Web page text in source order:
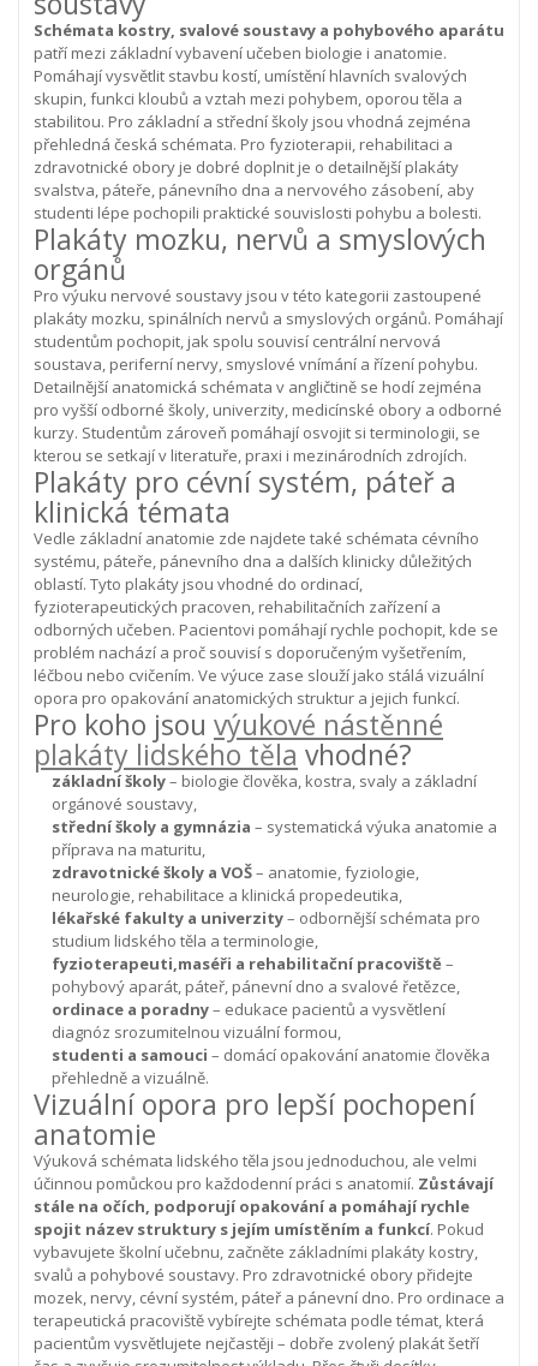
Schémata kostry, svalové soustavy a pohybového aparátu
patří mezi základní vybavení učeben biologie i anatomie.
Pomáhají vysvětlit stavbu kostí, umístění hlavních svalových
skupin, funkci kloubů a vztah mezi pohybem, oporou těla a
stabilitou. Pro základní a střední školy jsou vhodná zejména
přehledná česká schémata. Pro fyzioterapii, rehabilitaci a
zdravotnické obory je dobré doplnit je o detailnější plakáty
svalstva, páteře, pánevního dna a nervového zásobení, aby
studenti lépe pochopili praktické souvislosti pohybu a bolesti.
Plakáty mozku, nervů a smyslových
orgánů
Pro výuku nervové soustavy jsou v této kategorii zastoupené
plakáty mozku, spinálních nervů a smyslových orgánů. Pomáhají
studentům pochopit, jak spolu souvisí centrální nervová
soustava, periferní nervy, smyslové vnímání a řízení pohybu.
Detailnější anatomická schémata v angličtině se hodí zejména
pro vyšší odborné školy, univerzity, medicínské obory a odborné
kurzy. Studentům zároveň pomáhají osvojit si terminologii, se
kterou se setkají v literatuře, praxi i mezinárodních zdrojích.
Plakáty pro cévní systém, páteř a
klinická témata
Vedle základní anatomie zde najdete také schémata cévního
systému, páteře, pánevního dna a dalších klinicky důležitých
oblastí. Tyto plakáty jsou vhodné do ordinací,
fyzioterapeutických pracoven, rehabilitačních zařízení a
odborných učeben. Pacientovi pomáhají rychle pochopit, kde se
problém nachází a proč souvisí s doporučeným vyšetřením,
léčbou nebo cvičením. Ve výuce zase slouží jako stálá vizuální
opora pro opakování anatomických struktur a jejich funkcí.
Pro koho jsou výukové nástěnné
plakáty lidského těla vhodné?
základní školy– biologie člověka, kostra, svaly a základní
orgánové soustavy,
střední školy a gymnázia – systematická výuka anatomie a
příprava na maturitu,
zdravotnické školy a VOŠ– anatomie, fyziologie,
neurologie, rehabilitace a klinická propedeutika,
lékařské fakulty a univerzity– odbornější schémata pro
studium lidského těla a terminologie,
fyzioterapeuti,maséři a rehabilitační pracoviště –
pohybový aparát, páteř, pánevní dno a svalové řetězce,
ordinace a poradny– edukace pacientů a vysvětlení
diagnóz srozumitelnou vizuální formou,
studenti a samouci – domácí opakování anatomie člověka
přehledně a vizuálně.
Vizuální opora pro lepší pochopení
anatomie
Výuková schémata lidského těla jsou jednoduchou, ale velmi
účinnou pomůckou pro každodenní práci s anatomií. Zůstávají
stále na očích, podporují opakování a pomáhají rychle
spojit název struktury s jejím umístěním a funkcí. Pokud
vybavujete školní učebnu, začněte základními plakáty kostry,
svalů a pohybové soustavy. Pro zdravotnické obory přidejte
mozek, nervy, cévní systém, páteř a pánevní dno. Pro ordinace a
terapeutická pracoviště vybírejte schémata podle témat, která
pacientům vysvětlujete nejčastěji – dobře zvolený plakát šetří